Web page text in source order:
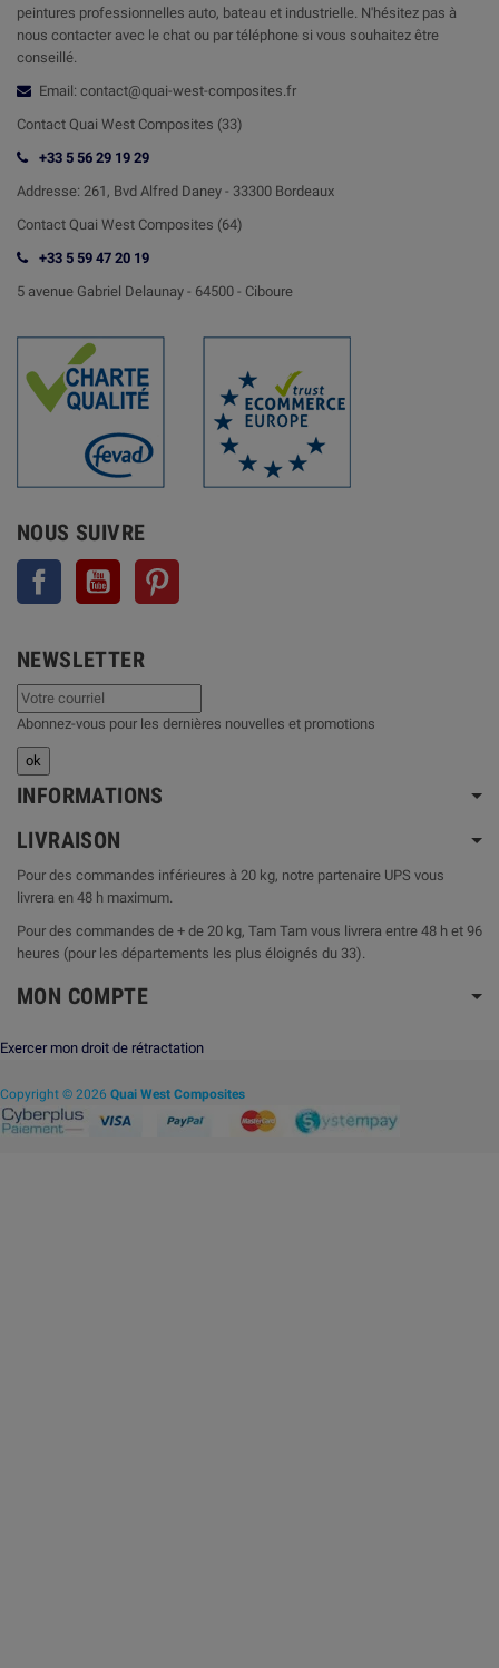
peintures professionnelles auto, bateau et industrielle. N'hésitez pas à
nous contacter avec le chat ou par téléphone si vous souhaitez être
conseillé.
Email: contact@quai-west-composites.fr
Contact Quai West Composites (33)
+33 5 56 29 19 29
Addresse: 261, Bvd Alfred Daney - 33300 Bordeaux
Contact Quai West Composites (64)
+33 5 59 47 20 19
5 avenue Gabriel Delaunay - 64500 - Ciboure
NOUS SUIVRE
Facebook YouTube
NEWSLETTER
Abonnez-vous pour les dernières nouvelles et promotions
INFORMATIONS
LIVRAISON
Pour des commandes inférieures à 20 kg, notre partenaire UPS vous
livrera en 48 h maximum.
Pour des commandes de + de 20 kg, Tam Tam vous livrera entre 48 h et 96
heures (pour les départements les plus éloignés du 33).
MON COMPTE
Exercer mon droit de rétractation
Copyright © 2026 Quai West Composites